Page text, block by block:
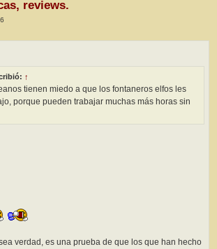
reviews.
↑
tienen miedo a que los fontaneros elfos les
porque pueden trabajar muchas más horas sin
verdad, es una prueba de que los que han hecho